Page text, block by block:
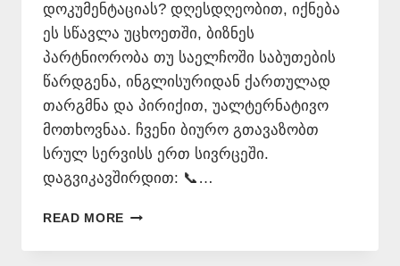
დოკუმენტაციას? დღესდღეობით, იქნება
ეს სწავლა უცხოეთში, ბიზნეს
პარტნიორობა თუ საელჩოში საბუთების
წარდგენა, ინგლისურიდან ქართულად
თარგმნა და პირიქით, უალტერნატივო
მოთხოვნაა. ჩვენი ბიურო გთავაზობთ
სრულ სერვისს ერთ სივრცეში.
დაგვიკავშირდით: 📞…
READ MORE ᲘᲜᲒᲚᲘᲡᲣᲠᲘ
ᲗᲐᲠᲯᲘᲛᲐᲜᲘ